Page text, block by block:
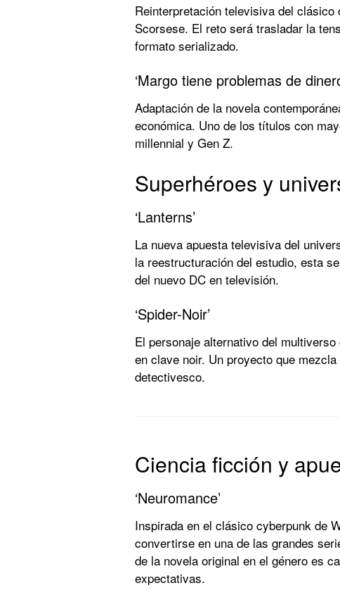
Reinterpretación televisiva del
Scorsese. El reto será trasladar la
formato serializado.
‘Margo tiene problemas de
Adaptación de la novela
económica. Uno de los títulos con
millennial y Gen Z.
Superhéroes y
‘Lanterns’
La nueva apuesta televisiva del
la reestructuración del estudio, esta
del nuevo DC en televisión.
‘Spider-Noir’
El personaje alternativo del
en clave noir. Un proyecto que
detectivesco.
Ciencia ficción y
‘Neuromance’
Inspirada en el clásico cyberpunk de
convertirse en una de las grandes
de la novela original en el género es
expectativas.